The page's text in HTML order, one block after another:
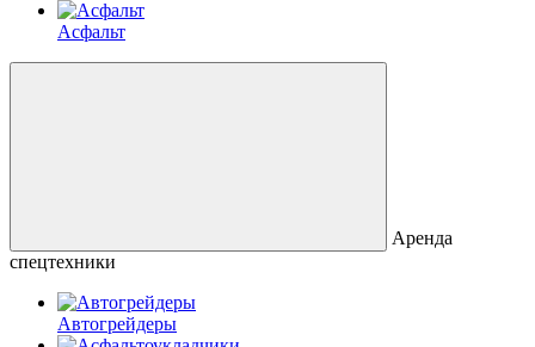
Асфальт
Аренда
спецтехники
Автогрейдеры